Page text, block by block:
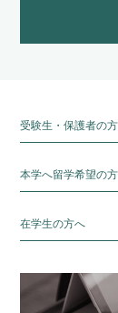
受験生・保護者の
本学へ留学希望の
在学生の方へ